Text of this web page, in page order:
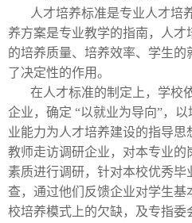
人才培养标准是专业人才培
养方案是专业教学的指南，人才
的培养质量、培养效率、学生的
了决定性的作用。
在人才标准的制定上，学校
企业，确定 “以就业为导向”，
业能力为人才培养建设的指导思
教师走访调研企业，对本专业的
素质进行调研，针对本校优秀毕
查，通过他们反馈企业对学生基
校培养模式上的欠缺，及专指委